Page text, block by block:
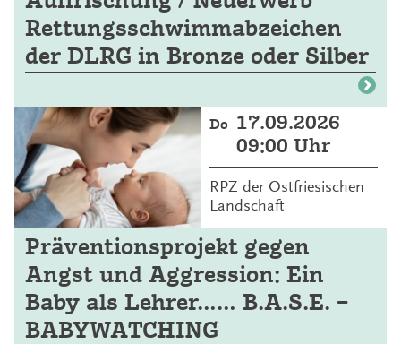
Rettungsschwimmabzeichen
der DLRG in Bronze oder Silber
Do 17.09.2026
09:00 Uhr
RPZ der Ostfriesischen
Landschaft
Präventionsprojekt gegen
Angst und Aggression: Ein
Baby als Lehrer…… B.A.S.E. –
BABYWATCHING